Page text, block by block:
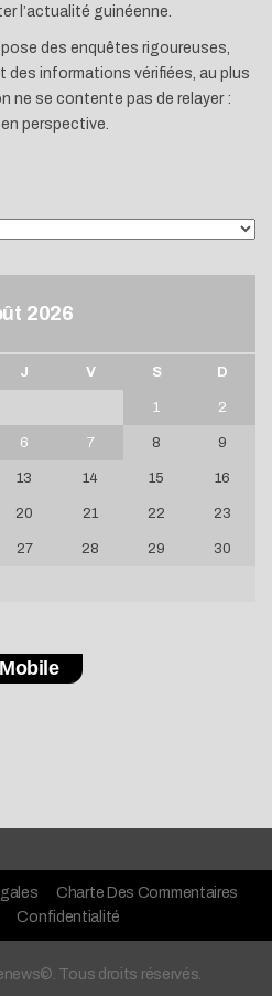
l’actualité guinéenne.
des enquêtes rigoureuses,
informations vérifiées, au plus
ne se contente pas de relayer :
perspective.
2026
J V S D
1 2
6 7 8 9
13 14 15 16
20 21 22 23
27 28 29 30
Charte Des Commentaires
Confidentialité
Tous droits réservés.